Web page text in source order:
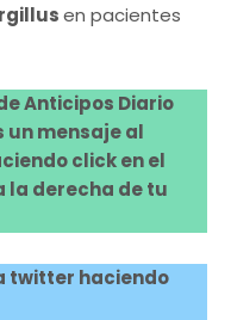
en pacientes
Anticipos Diario
un mensaje al
click en el
la derecha de tu
twitter haciendo